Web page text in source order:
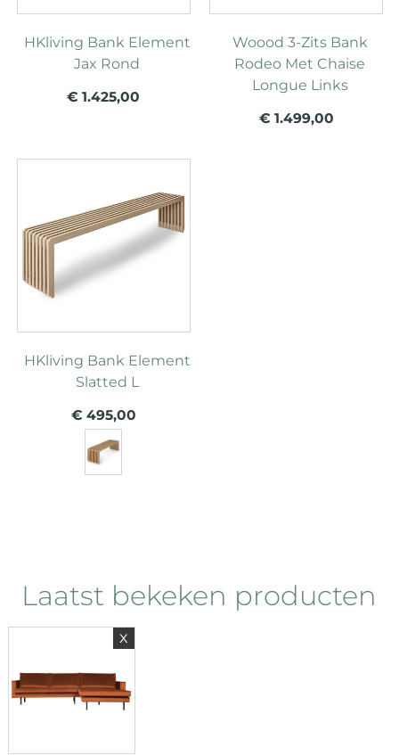
HKliving Bank Element
Jax Rond
€ 1.425,00
Woood 3-Zits Bank
Rodeo Met Chaise
Longue Links
€ 1.499,00
HKliving Bank Element
Slatted L
€ 495,00
Laatst bekeken producten
x